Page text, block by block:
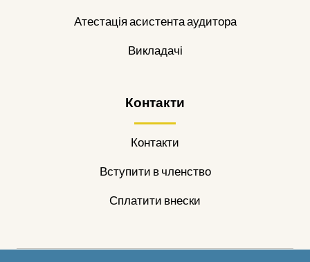
Атестація асистента аудитора
Викладачі
Контакти
Контакти
Вступити в членство
Сплатити внески